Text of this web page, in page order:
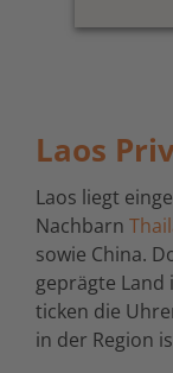
Laos
Laos liegt
Nachbarn
sowie China.
geprägte Land
ticken die
in der Region